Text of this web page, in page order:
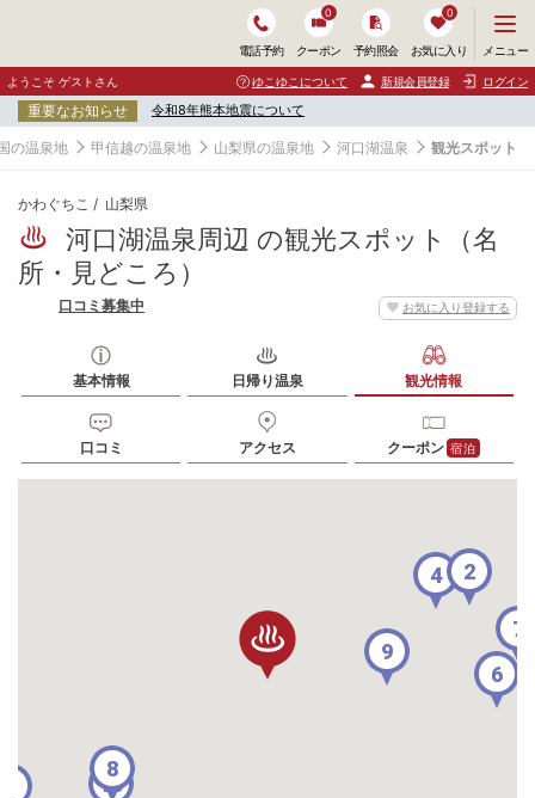
電話予約 クーポン
0
予約照会 お気に入り
0
ニ
ュ
ー
開
く
メニュー
ようこそ ゲストさん ゆこゆこについて 新規会員登録 ログイン
重要なお知らせ 令和8年熊本地震について
の温泉地 甲信越の温泉地 山梨県の温泉地 河口湖温泉 観光スポット
かわぐちこ 山梨県
河口湖温泉周辺 の観光スポット（名
所・見どころ）
お気に入り登録する
口コミ募集中
基本情報 日帰り温泉 観光情報
口コミ アクセス クーポン 宿泊
2
4
6
7
8
9
10